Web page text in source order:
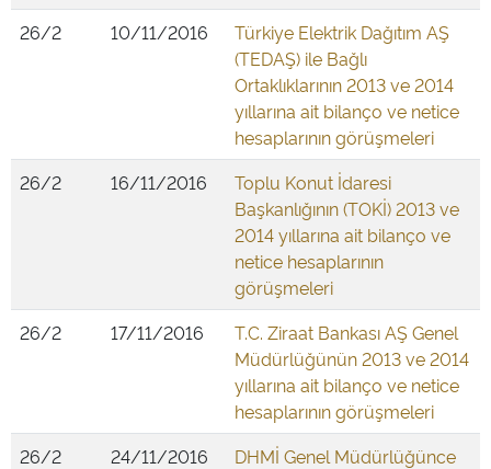
26/2
10/11/2016
Türkiye Elektrik Dağıtım AŞ
(TEDAŞ) ile Bağlı
Ortaklıklarının 2013 ve 2014
yıllarına ait bilanço ve netice
hesaplarının görüşmeleri
26/2
16/11/2016
Toplu Konut İdaresi
Başkanlığının (TOKİ) 2013 ve
2014 yıllarına ait bilanço ve
netice hesaplarının
görüşmeleri
26/2
17/11/2016
T.C. Ziraat Bankası AŞ Genel
Müdürlüğünün 2013 ve 2014
yıllarına ait bilanço ve netice
hesaplarının görüşmeleri
26/2
24/11/2016
DHMİ Genel Müdürlüğünce